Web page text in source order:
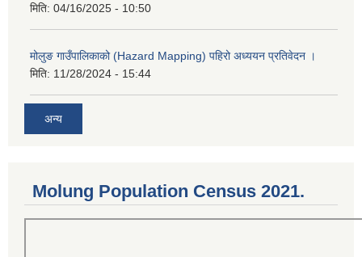
मिति: 04/16/2025 - 10:50
मोलुङ गाउँपालिकाको (Hazard Mapping) पहिरो अध्ययन प्रतिवेदन ।
मिति: 11/28/2024 - 15:44
अन्य
Molung Population Census 2021.